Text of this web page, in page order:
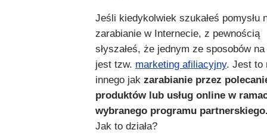
Jeśli kiedykolwiek szukałeś pomysłu
zarabianie w Internecie, z pewnością
słyszałeś, że jednym ze sposobów na
jest tzw. marketing afiliacyjny. Jest to
innego jak zarabianie przez
produktów lub usług online w
wybranego programu
Jak to działa?